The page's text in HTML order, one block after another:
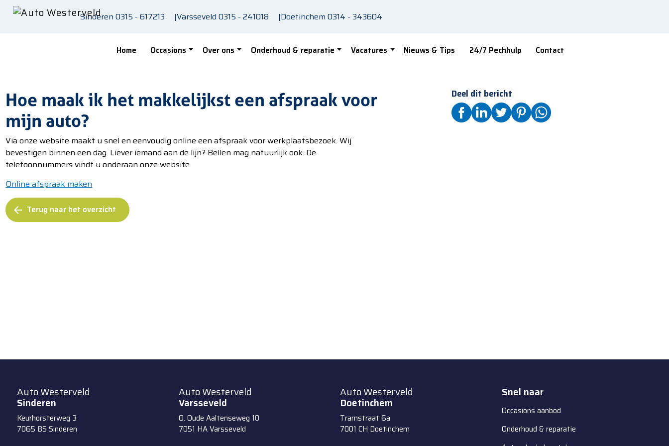
Skip to main content
Sinderen0315 - 617213 |Varsseveld0315 - 241018 |Doetinchem0314 - 343604
Home Occasions Over ons Onderhoud & reparatie Vacatures Nieuws & Tips 24/7 Pechhulp Contact
Hoe maak ik het makkelijkst een afspraak voor
mijn auto?
Via onze website maakt u snel en eenvoudig online een afspraak voor werkplaatsbezoek. Wij
bevestigen binnen een dag. Liever iemand aan de lijn? Bellen mag natuurlijk ook. De
telefoonnummers vindt u onderaan onze website.
Online afspraak maken
arrow_back Terug naar het overzicht
Deel dit bericht
Auto Westerveld
Sinderen
Keurhorsterweg 3
7065 BS Sinderen
Auto Westerveld
Varsseveld
O. Oude Aaltenseweg 10
7051 HAVarsseveld
Auto Westerveld
Doetinchem
Tramstraat 6a
7001 CH Doetinchem
Snel naar
Occasions aanbod
Onderhoud & reparatie